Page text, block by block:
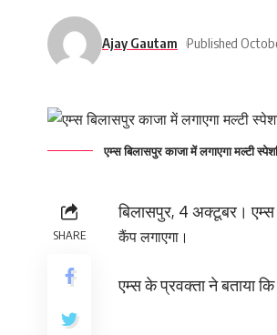
Ajay Gautam Published
एम्स बिलासपुर काजा में लगाएगा मल्टी
SHARE
बिलासपुर, 4 अक्टूबर। एम्स
कैंप लगाएगा।
एम्स के प्रवक्ता ने बताया